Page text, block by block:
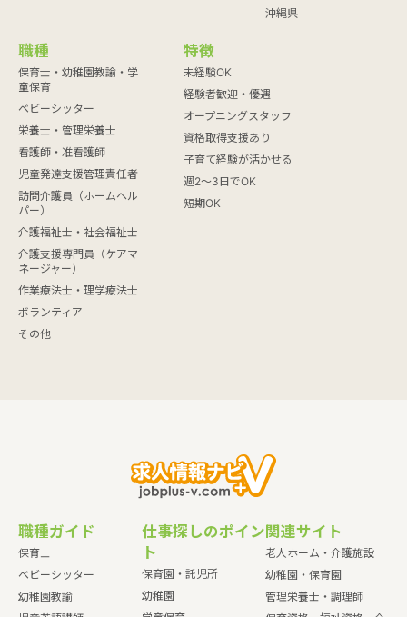
沖縄県
職種
保育士・幼稚園教諭・学
童保育
ベビーシッター
栄養士・管理栄養士
看護師・准看護師
児童発達支援管理責任者
訪問介護員（ホームヘル
パー）
介護福祉士・社会福祉士
介護支援専門員（ケアマ
ネージャー）
作業療法士・理学療法士
ボランティア
その他
特徴
未経験OK
経験者歓迎・優遇
オープニングスタッフ
資格取得支援あり
子育て経験が活かせる
週2～3日でOK
短期OK
職種ガイド
保育士
ベビーシッター
幼稚園教諭
仕事探しのポイン
ト
保育園・託児所
幼稚園
関連サイト
老人ホーム・介護施設
幼稚園・保育園
管理栄養士・調理師